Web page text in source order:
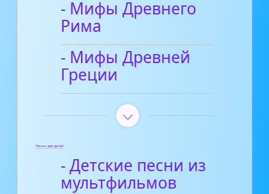
- Мифы Древнего
Рима
- Мифы Древней
Греции
Песни для детей
- Детские песни из
мультфильмов